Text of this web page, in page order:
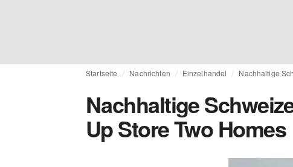
Startseite Nachrichten Einzelhandel Nachhaltige
Nachhaltige
Up Store Two Homes